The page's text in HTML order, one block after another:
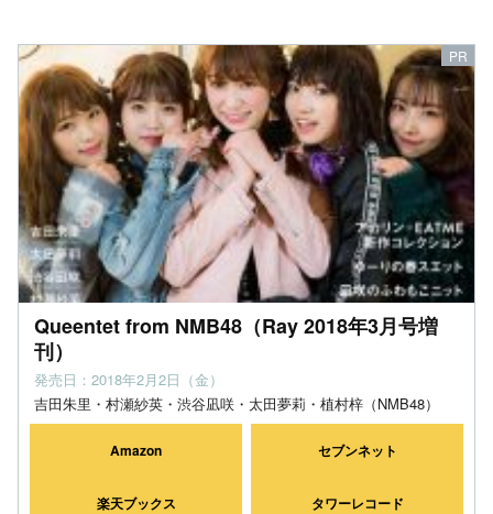
Queentet from NMB48（Ray 2018年3月号増
刊）
発売日：2018年2月2日（金）
吉田朱里・村瀬紗英・渋谷凪咲・太田夢莉・植村梓（NMB48）
Amazon セブンネット
楽天ブックス タワーレコード